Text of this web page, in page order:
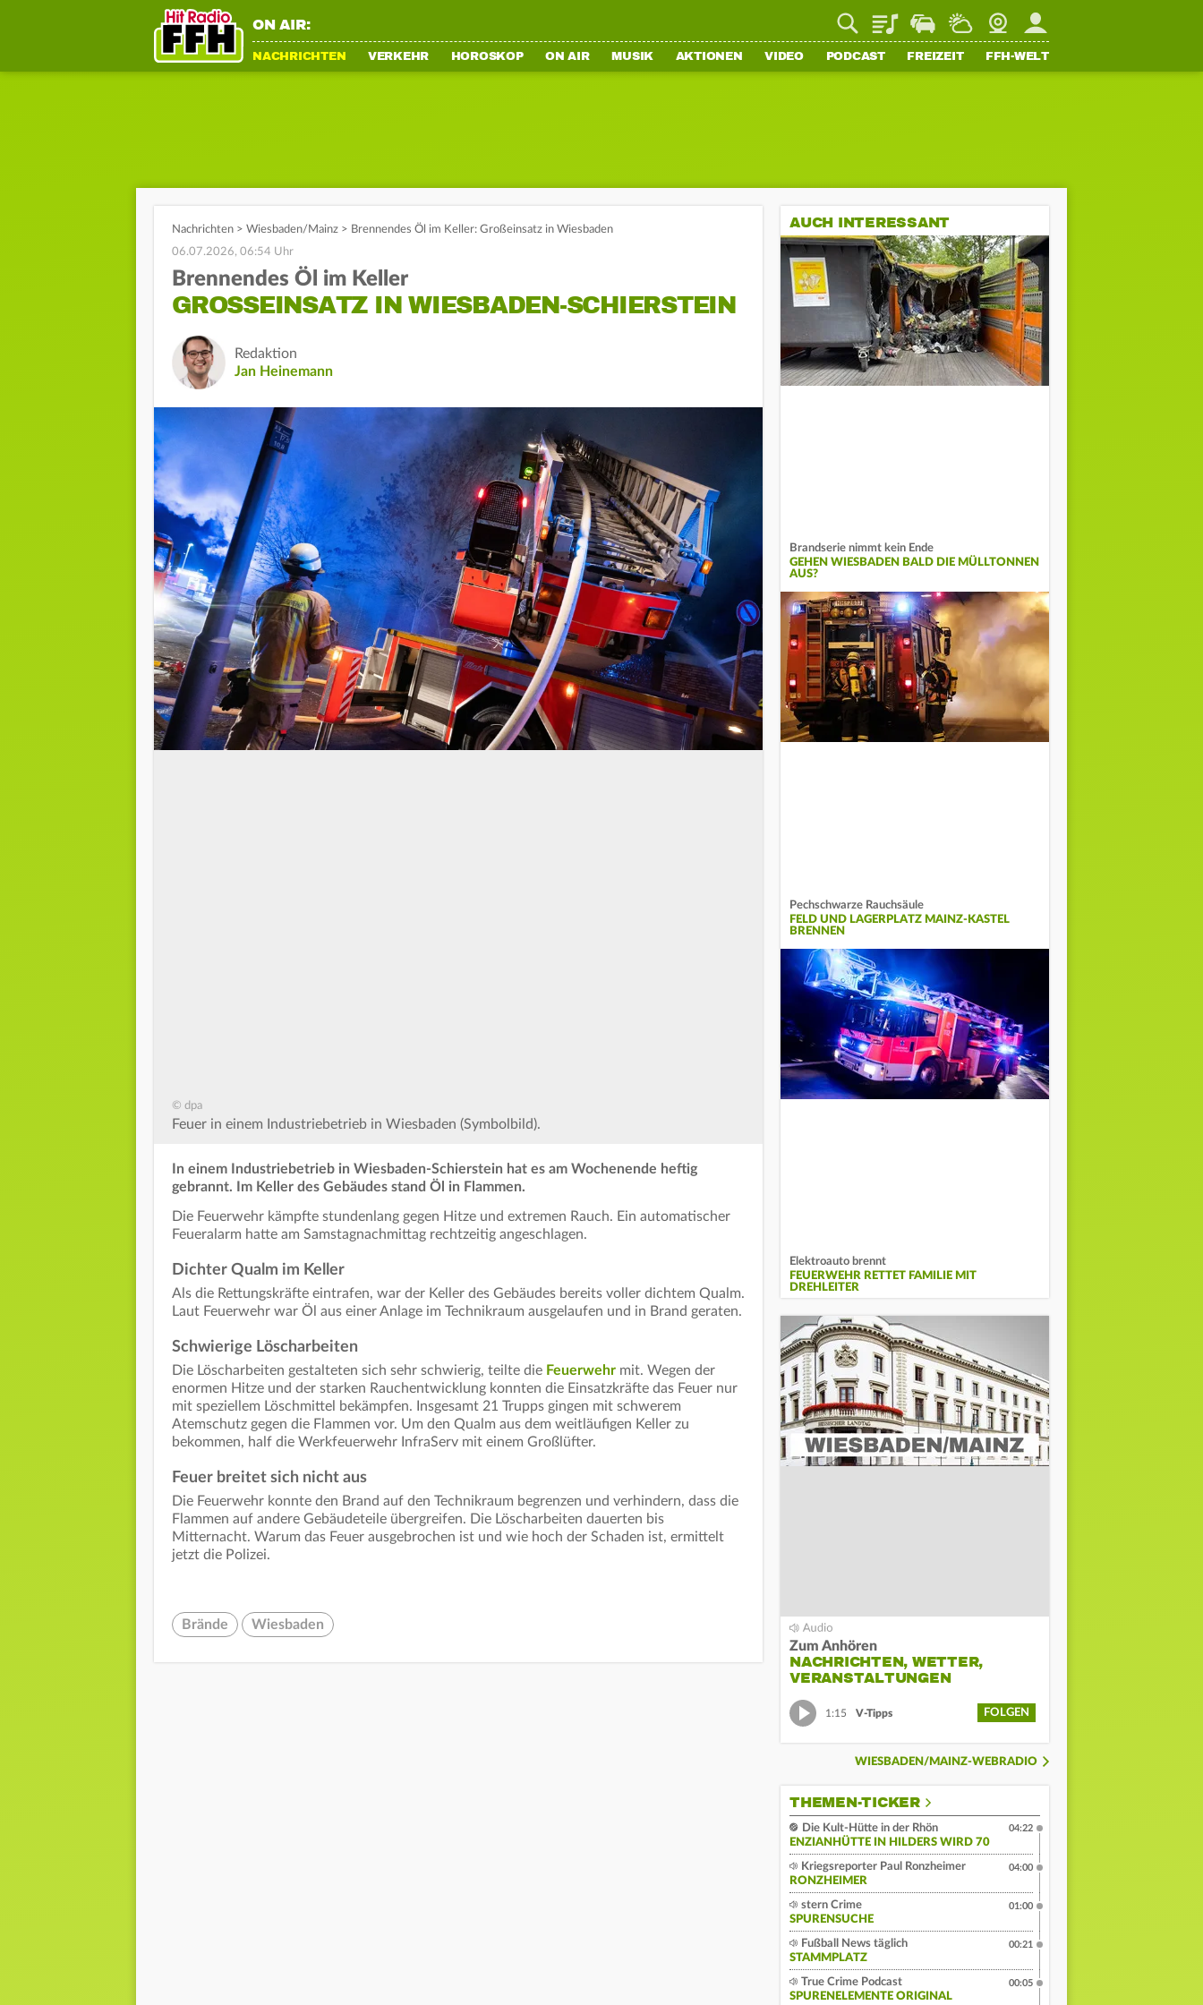
ON AIR: PlaylistStaupilotWetterWebcamMein FFH
NACHRICHTEN VERKEHR HOROSKOP ON AIR MUSIK AKTIONEN VIDEO PODCAST FREIZEIT FFH-WELT
Nachrichten > Wiesbaden/Mainz > Brennendes Öl im Keller: Großeinsatz in Wiesbaden
06.07.2026, 06:54 Uhr
Brennendes Öl im Keller
GROSSEINSATZ IN WIESBADEN-SCHIERSTEIN
Redaktion
Jan Heinemann
© dpa
Feuer in einem Industriebetrieb in Wiesbaden (Symbolbild).
In einem Industriebetrieb in Wiesbaden-Schierstein hat es am Wochenende heftig
gebrannt. Im Keller des Gebäudes stand Öl in Flammen.
Die Feuerwehr kämpfte stundenlang gegen Hitze und extremen Rauch. Ein automatischer
Feueralarm hatte am Samstagnachmittag rechtzeitig angeschlagen.
Dichter Qualm im Keller
Als die Rettungskräfte eintrafen, war der Keller des Gebäudes bereits voller dichtem Qualm.
Laut Feuerwehr war Öl aus einer Anlage im Technikraum ausgelaufen und in Brand geraten.
Schwierige Löscharbeiten
Die Löscharbeiten gestalteten sich sehr schwierig, teilte die Feuerwehr mit. Wegen der
enormen Hitze und der starken Rauchentwicklung konnten die Einsatzkräfte das Feuer nur
mit speziellem Löschmittel bekämpfen. Insgesamt 21 Trupps gingen mit schwerem
Atemschutz gegen die Flammen vor. Um den Qualm aus dem weitläufigen Keller zu
bekommen, half die Werkfeuerwehr InfraServ mit einem Großlüfter.
Feuer breitet sich nicht aus
Die Feuerwehr konnte den Brand auf den Technikraum begrenzen und verhindern, dass die
Flammen auf andere Gebäudeteile übergreifen. Die Löscharbeiten dauerten bis
Mitternacht. Warum das Feuer ausgebrochen ist und wie hoch der Schaden ist, ermittelt
jetzt die Polizei.
Brände Wiesbaden
AUCH INTERESSANT
Brandserie nimmt kein Ende
GEHEN WIESBADEN BALD DIE MÜLLTONNEN
AUS?
Pechschwarze Rauchsäule
FELD UND LAGERPLATZ MAINZ-KASTEL
BRENNEN
Elektroauto brennt
FEUERWEHR RETTET FAMILIE MIT
DREHLEITER
Zum Anhören
NACHRICHTEN, WETTER,
VERANSTALTUNGEN
1:15 V-Tipps FOLGEN
WIESBADEN/MAINZ-WEBRADIO
THEMEN-TICKER
Die Kult-Hütte in der Rhön
ENZIANHÜTTE IN HILDERS WIRD 70
04:22
Kriegsreporter Paul Ronzheimer
RONZHEIMER
04:00
stern Crime
SPURENSUCHE
01:00
Fußball News täglich
STAMMPLATZ
00:21
True Crime Podcast
SPURENELEMENTE ORIGINAL
00:05